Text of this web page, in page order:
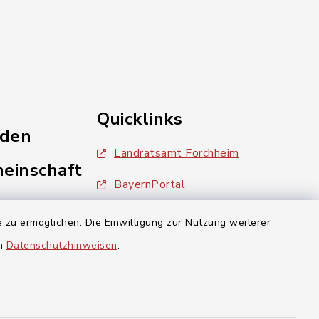
ermöglichen. Die Einwilligung zur Nutzung weiterer
Datenschutzhinweisen.
Quicklinks
Landratsamt Forchheim
BayernPortal
inixmedia